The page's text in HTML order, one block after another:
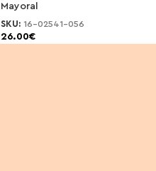
Mayoral
SKU: 16-02541-056
26.00€